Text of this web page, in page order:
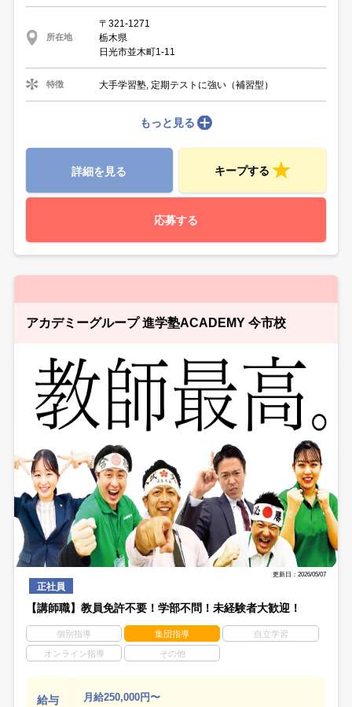
所在地
〒321-1271
栃木県
日光市並木町1-11
特徴 大手学習塾, 定期テストに強い（補習型）
もっと見る
詳細を見る キープする
応募する
アカデミーグループ 進学塾ACADEMY 今市校
更新日：2026/05/07
正社員
【講師職】教員免許不要！学部不問！未経験者大歓迎！
個別指導 集団指導 自立学習
オンライン指導 その他
給与 月給250,000円〜